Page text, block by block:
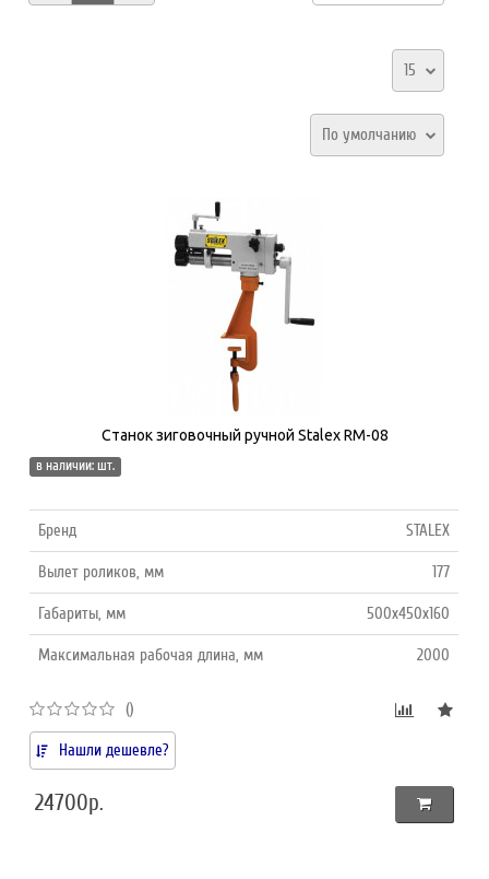
15
По умолчанию
Станок зиговочный ручной Stalex RM-08
в наличии: шт.
Бренд STALEX
Вылет роликов, мм 177
Габариты, мм 500х450х160
Максимальная рабочая длина, мм 2000
()
Нашли дешевле?
24700р.